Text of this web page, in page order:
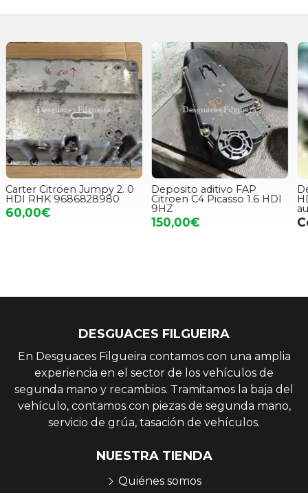
Deposito aditivo FAP
Citroen C4 Picasso 1.6 HDI
9HZ
150,00€
Despiece Citroen C4 1.6
HDI coupe 3p VTS
automatico
Consultar precio
DESGUACES FILGUEIRA
En Desguaces Filgueira contamos con una amplia
experiencia en el sector de los vehículos de
segunda mano y recambios. Tramitamos la baja del
vehículo, contamos con piezas de segunda mano,
servicio de grúa, tasación de vehículos.
NUESTRA TIENDA
Quiénes somos